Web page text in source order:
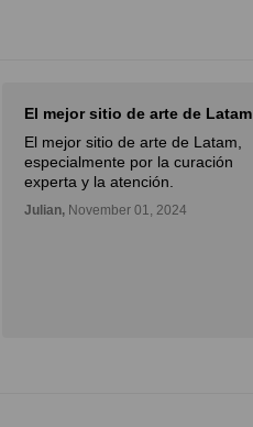
El mejor sitio de arte de Latam
El mejor sitio de arte de Latam,
especialmente por la curación
experta y la atención.
Julian, November 01, 2024